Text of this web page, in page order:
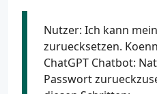
Nutzer: Ich kann
zuruecksetzen.
ChatGPT Chatbot:
Passwort